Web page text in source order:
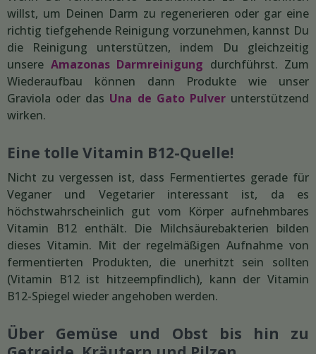
willst, um Deinen Darm zu regenerieren oder gar eine
richtig tiefgehende Reinigung vorzunehmen, kannst Du
die Reinigung unterstützen, indem Du gleichzeitig
unsere Amazonas Darmreinigung durchführst. Zum
Wiederaufbau können dann Produkte wie unser
Graviola oder das Una de Gato Pulverunterstützend
wirken.
Eine tolle Vitamin B12-Quelle!
Nicht zu vergessen ist, dass Fermentiertes gerade für
Veganer und Vegetarier interessant ist, da es
höchstwahrscheinlich gut vom Körper aufnehmbares
Vitamin B12 enthält. Die Milchsäurebakterien bilden
dieses Vitamin. Mit der regelmäßigen Aufnahme von
fermentierten Produkten, die unerhitzt sein sollten
(Vitamin B12 ist hitzeempfindlich), kann der Vitamin
B12-Spiegel wieder angehoben werden.
Über Gemüse und Obst bis hin zu